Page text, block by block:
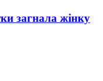
загнала жінку